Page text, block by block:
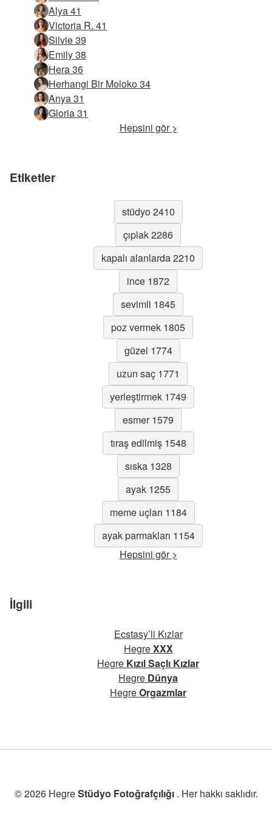
Alya 41
Victoria R. 41
Silvie 39
Emily 38
Hera 36
Herhangi Bir Moloko 34
Anya 31
Gloria 31
Hepsini gör >
Etiketler
stüdyo 2410
çıplak 2286
kapalı alanlarda 2210
ince 1872
sevimli 1845
poz vermek 1805
güzel 1774
uzun saç 1771
yerleştirmek 1749
esmer 1579
tıraş edilmiş 1548
sıska 1328
ayak 1255
meme uçları 1184
ayak parmakları 1154
Hepsini gör >
İlgili
Ecstasy’li Kızlar
HegreXXX
Hegre Kızıl Saçlı Kızlar
Hegre Dünya
HegreOrgazmlar
© 2026 HegreStüdyo Fotoğrafçılığı. Her hakkı saklıdır.